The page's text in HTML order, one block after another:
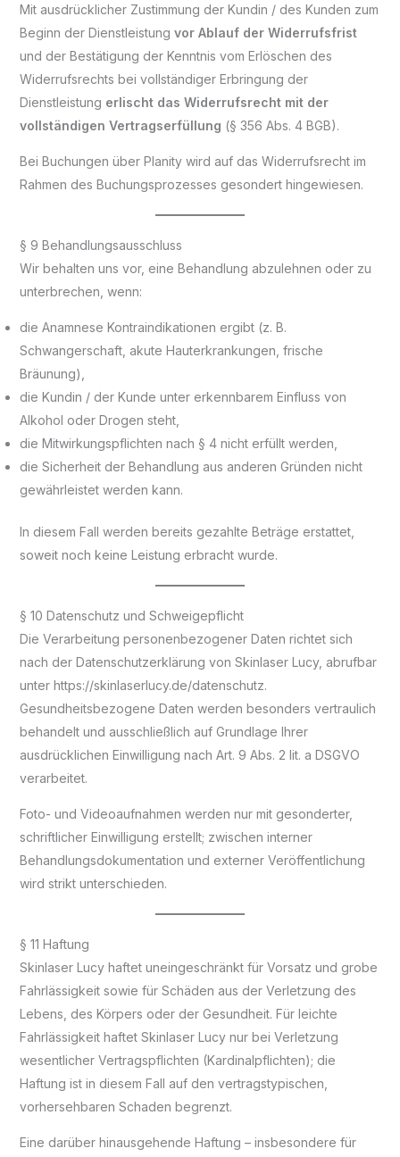
Mit ausdrücklicher Zustimmung der Kundin / des Kunden zum
Beginn der Dienstleistung vor Ablauf der Widerrufsfrist
und der Bestätigung der Kenntnis vom Erlöschen des
Widerrufsrechts bei vollständiger Erbringung der
Dienstleistung erlischt das Widerrufsrecht mit der
vollständigen Vertragserfüllung (§ 356 Abs. 4 BGB).
Bei Buchungen über Planity wird auf das Widerrufsrecht im
Rahmen des Buchungsprozesses gesondert hingewiesen.
§ 9 Behandlungsausschluss
Wir behalten uns vor, eine Behandlung abzulehnen oder zu
unterbrechen, wenn:
die Anamnese Kontraindikationen ergibt (z. B.
Schwangerschaft, akute Hauterkrankungen, frische
Bräunung),
die Kundin / der Kunde unter erkennbarem Einfluss von
Alkohol oder Drogen steht,
die Mitwirkungspflichten nach § 4 nicht erfüllt werden,
die Sicherheit der Behandlung aus anderen Gründen nicht
gewährleistet werden kann.
In diesem Fall werden bereits gezahlte Beträge erstattet,
soweit noch keine Leistung erbracht wurde.
§ 10 Datenschutz und Schweigepflicht
Die Verarbeitung personenbezogener Daten richtet sich
nach der Datenschutzerklärung von Skinlaser Lucy, abrufbar
unter https://skinlaserlucy.de/datenschutz.
Gesundheitsbezogene Daten werden besonders vertraulich
behandelt und ausschließlich auf Grundlage Ihrer
ausdrücklichen Einwilligung nach Art. 9 Abs. 2 lit. a DSGVO
verarbeitet.
Foto- und Videoaufnahmen werden nur mit gesonderter,
schriftlicher Einwilligung erstellt; zwischen interner
Behandlungsdokumentation und externer Veröffentlichung
wird strikt unterschieden.
§ 11 Haftung
Skinlaser Lucy haftet uneingeschränkt für Vorsatz und grobe
Fahrlässigkeit sowie für Schäden aus der Verletzung des
Lebens, des Körpers oder der Gesundheit. Für leichte
Fahrlässigkeit haftet Skinlaser Lucy nur bei Verletzung
wesentlicher Vertragspflichten (Kardinalpflichten); die
Haftung ist in diesem Fall auf den vertragstypischen,
vorhersehbaren Schaden begrenzt.
Eine darüber hinausgehende Haftung – insbesondere für